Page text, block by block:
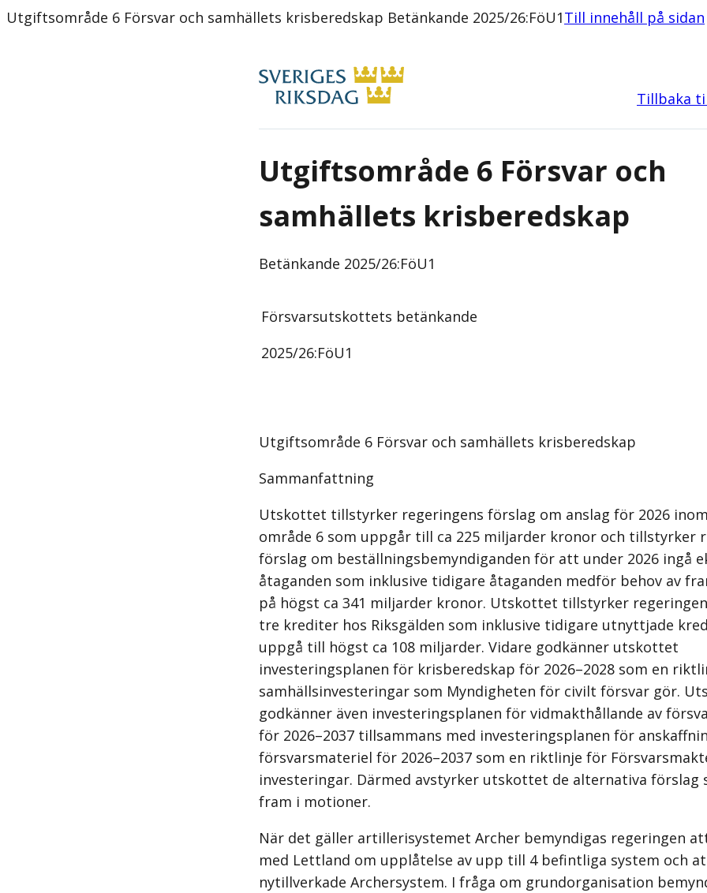
Utgiftsområde 6 Försvar och samhällets krisberedskap Betänkande 2025/26:FöU1Till innehåll på sidan
Tillbaka
Utgiftsområde 6 Försvar och
samhällets krisberedskap
Betänkande 2025/26:FöU1
Försvarsutskottets betänkande
2025/26:FöU1
Utgiftsområde 6 Försvar och samhällets krisberedskap
Sammanfattning
Utskottet tillstyrker regeringens förslag om anslag för 2026
område 6 som uppgår till ca 225 miljarder kronor och tillstyrker
förslag om beställningsbemyndiganden för att under 2026 ingå
åtaganden som inklusive tidigare åtaganden medför behov av
på högst ca 341 miljarder kronor. Utskottet tillstyrker
tre krediter hos Riksgälden som inklusive tidigare utnyttjade
uppgå till högst ca 108 miljarder. Vidare godkänner utskottet
investeringsplanen för krisberedskap för 2026–2028 som en
samhällsinvesteringar som Myndigheten för civilt försvar gör.
godkänner även investeringsplanen för vidmakthållande av
för 2026–2037 tillsammans med investeringsplanen för
försvarsmateriel för 2026–2037 som en riktlinje för
investeringar. Därmed avstyrker utskottet de alternativa förslag
fram i motioner.
När det gäller artillerisystemet Archer bemyndigas regeringen
med Lettland om upplåtelse av upp till 4 befintliga system och
nytillverkade Archersystem. I fråga om grundorganisation